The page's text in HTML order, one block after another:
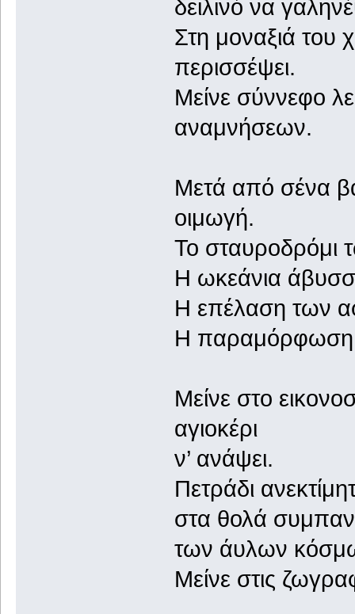
δειλινό να
Στη μοναξιά του
περισσέψει.
Μείνε σύννεφο
αναμνήσεων.
Μετά από σένα
οιμωγή.
Το σταυροδρόμι
Η ωκεάνια
Η επέλαση των
Η παραμόρφωση
Μείνε στο
αγιοκέρι
ν’ ανάψει.
Πετράδι
στα θολά
των άυλων
Μείνε στις